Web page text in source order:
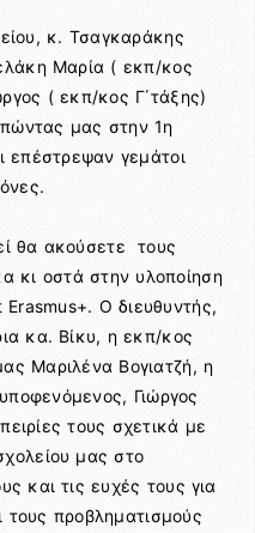
κ. Τσαγκαράκης
Μαρία ( εκπ/κος
( εκπ/κος Γ΄τάξης)
μας στην 1η
επέστρεψαν γεμάτοι
θα ακούσετε τους
κι οστά στην υλοποίηση
O διευθυντής,
κα. Βίκυ, η εκπ/κος
Μαριλένα Βογιατζή, η
Γιώργος
τους σχετικά με
μας στο
και τις ευχές τους για
τους προβληματισμούς